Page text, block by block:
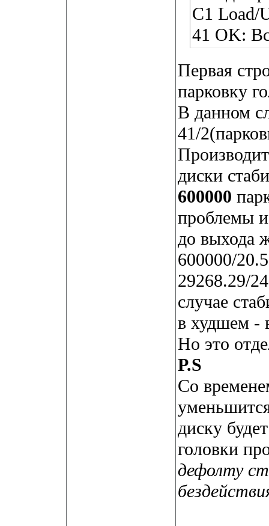
C1 Load/
41 OK:
Первая
парковку
В данном
41/
диски
600000
проблемы и
до выхода
600000/
29268.29/
случае
в худшем -
Но это
P.S
Со
диску
головки
дефолту